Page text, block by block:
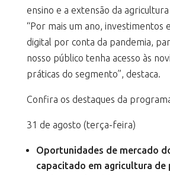
ensino e a extensão da
“Por mais um ano, investimentos
digital por conta da pandemia,
nosso público tenha acesso às
práticas do segmento”, destaca.
Confira os destaques da
31 de agosto (terça-feira)
Oportunidades de mercado
capacitado em agricultura de